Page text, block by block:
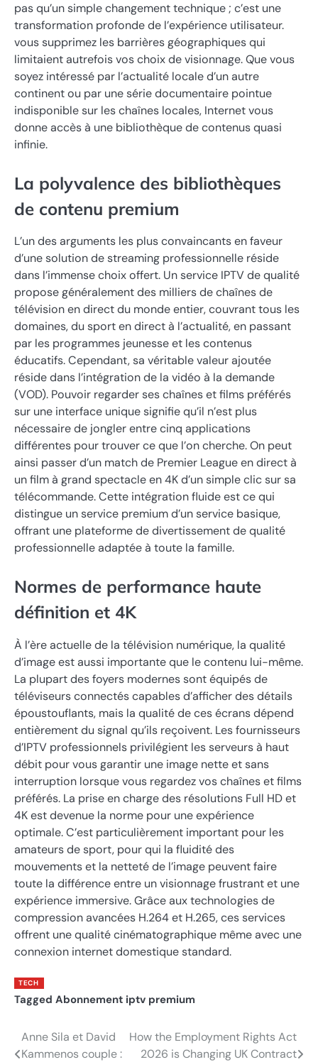
pas qu’un simple changement technique ; c’est une
transformation profonde de l’expérience utilisateur.
vous supprimez les barrières géographiques qui
limitaient autrefois vos choix de visionnage. Que vous
soyez intéressé par l’actualité locale d’un autre
continent ou par une série documentaire pointue
indisponible sur les chaînes locales, Internet vous
donne accès à une bibliothèque de contenus quasi
infinie.
La polyvalence des bibliothèques
de contenu premium
L’un des arguments les plus convaincants en faveur
d’une solution de streaming professionnelle réside
dans l’immense choix offert. Un service IPTV de qualité
propose généralement des milliers de chaînes de
télévision en direct du monde entier, couvrant tous les
domaines, du sport en direct à l’actualité, en passant
par les programmes jeunesse et les contenus
éducatifs. Cependant, sa véritable valeur ajoutée
réside dans l’intégration de la vidéo à la demande
(VOD). Pouvoir regarder ses chaînes et films préférés
sur une interface unique signifie qu’il n’est plus
nécessaire de jongler entre cinq applications
différentes pour trouver ce que l’on cherche. On peut
ainsi passer d’un match de Premier League en direct à
un film à grand spectacle en 4K d’un simple clic sur sa
télécommande. Cette intégration fluide est ce qui
distingue un service premium d’un service basique,
offrant une plateforme de divertissement de qualité
professionnelle adaptée à toute la famille.
Normes de performance haute
définition et 4K
À l’ère actuelle de la télévision numérique, la qualité
d’image est aussi importante que le contenu lui-même.
La plupart des foyers modernes sont équipés de
téléviseurs connectés capables d’afficher des détails
époustouflants, mais la qualité de ces écrans dépend
entièrement du signal qu’ils reçoivent. Les fournisseurs
d’IPTV professionnels privilégient les serveurs à haut
débit pour vous garantir une image nette et sans
interruption lorsque vous regardez vos chaînes et films
préférés. La prise en charge des résolutions Full HD et
4K est devenue la norme pour une expérience
optimale. C’est particulièrement important pour les
amateurs de sport, pour qui la fluidité des
mouvements et la netteté de l’image peuvent faire
toute la différence entre un visionnage frustrant et une
expérience immersive. Grâce aux technologies de
compression avancées H.264 et H.265, ces services
offrent une qualité cinématographique même avec une
connexion internet domestique standard.
TECH
Tagged Abonnement iptv premium
Post
Anne Sila et David
Kammenos couple :
How the Employment Rights Act
2026 is Changing UK Contract